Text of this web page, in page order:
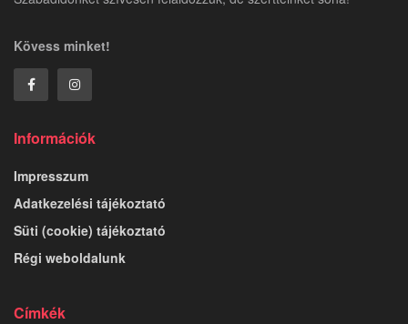
Kövess minket!
Információk
Impresszum
Adatkezelési tájékoztató
Süti (cookie) tájékoztató
Régi weboldalunk
Címkék